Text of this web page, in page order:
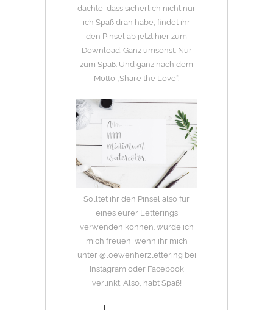
dachte, dass sicherlich nicht nur
ich Spaß dran habe, findet ihr
den Pinsel ab jetzt hier zum
Download. Ganz umsonst. Nur
zum Spaß. Und ganz nach dem
Motto „Share the Love“.
Solltet ihr den Pinsel also für
eines eurer Letterings
verwenden können. würde ich
mich freuen, wenn ihr mich
unter @loewenherzlettering bei
Instagram oder Facebook
verlinkt. Also, habt Spaß!